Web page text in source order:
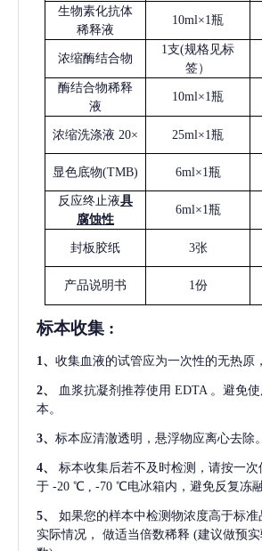
生物素化抗体
稀释液
10ml×1瓶
浓缩酶结合物
1支(规格见标
签）
酶结合物稀释
液
10ml×1瓶
浓缩洗涤液 20× 25ml×1瓶
显色底物(TMB) 6ml×1瓶
反应终止液具
腐蚀性
6ml×1瓶
封板胶纸 3张
产品说明书 1份
标本收集 :
1 、 收集血液的试管应为一次性的无热原
2、 血浆抗凝剂推荐使用 EDTA 。避免
本。
3、 标本应清澈透明，悬浮物应离心去除。
4、
标本收集后若不及时检测，请按一
于 -20 ℃ , -70 ℃电冰箱内，避免反复冻融
5、
如果您的样本中检测物浓度高于标
实际情况，
做适当倍数稀释 (建议做预